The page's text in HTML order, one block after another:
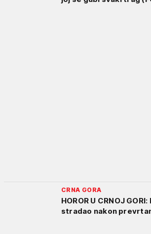
CRNA GORA
HOROR U CRNOJ
stradao nakon